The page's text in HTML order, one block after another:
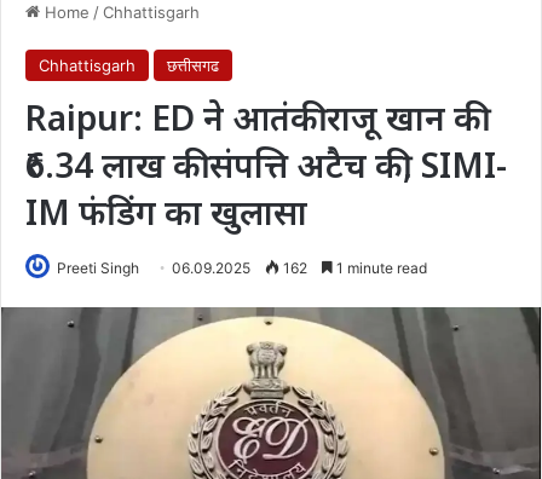
Home /Chhattisgarh
Chhattisgarh छत्तीसगढ
Raipur: ED ने आतंकी राजू खान की
₹6.34 लाख की संपत्ति अटैच की, SIMI-
IM फंडिंग का खुलासा
Preeti Singh 06.09.2025 162 1 minute read